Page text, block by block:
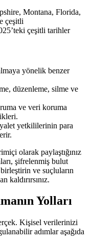
Montana, Florida,
çeşitli
çeşitli tarihler
yönelik benzer
düzenleme, silme ve
ve veri koruma
yetkililerinin para
olarak paylaştığınız
şifrelenmiş bulut
ve suçluların
kaldırırsınız.
Yolları
Kişisel verilerinizi
adımlar aşağıda